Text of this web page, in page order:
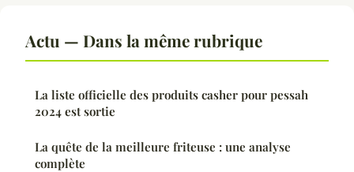
Actu — Dans la même rubrique
La liste officielle des produits casher pour pessah
2024 est sortie
La quête de la meilleure friteuse : une analyse
complète